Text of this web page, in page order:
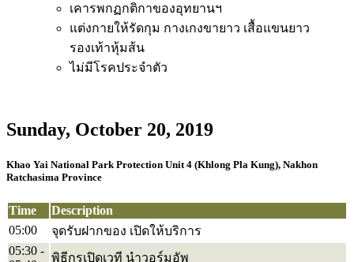
เคารพกฏกติกาของอุทยานฯ
แต่งกายให้รัดกุม กางเกงขายาว เสื้อแขนยาว
รองเท้าหุ้มส้น
ไม่มีโรคประจำตัว
Sunday, October 20, 2019
Khao Yai National Park Protection Unit 4 (Khlong Pla Kung), Nakhon
Ratchasima Province
Time
Description
05:00
จุดรับฝากของ เปิดให้บริการ
05:30 -
พิธีกรเปิดเวที นำวอร์มอัพ